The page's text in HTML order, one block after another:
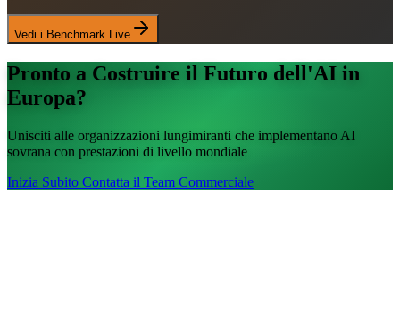
Vedi i Benchmark Live
Pronto a Costruire il Futuro dell'AI in
Europa?
Unisciti alle organizzazioni lungimiranti che implementano AI
sovrana con prestazioni di livello mondiale
Inizia Subito Contatta il Team Commerciale